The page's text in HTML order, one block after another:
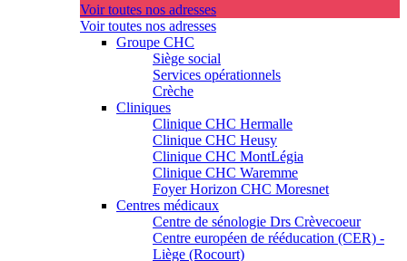
Voir toutes nos adresses
Voir toutes nos adresses
Groupe CHC
Siège social
Services opérationnels
Crèche
Cliniques
Clinique CHC Hermalle
Clinique CHC Heusy
Clinique CHC MontLégia
Clinique CHC Waremme
Foyer Horizon CHC Moresnet
Centres médicaux
Centre de sénologie Drs Crèvecoeur
Centre européen de rééducation (CER) -
Liège (Rocourt)